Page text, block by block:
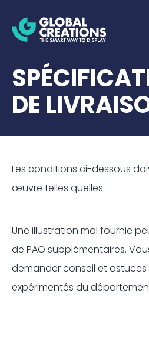
DE
Les conditions ci-dessous
œuvre telles quelles.
Une illustration mal fournie
de PAO supplémentaires.
demander conseil et
expérimentés du